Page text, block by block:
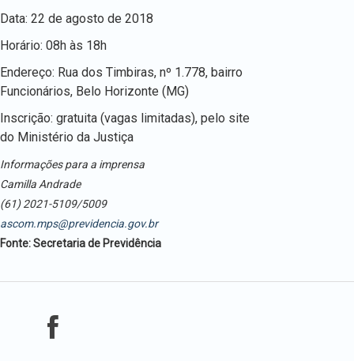
Data: 22 de agosto de 2018
Horário: 08h às 18h
Endereço: Rua dos Timbiras, nº 1.778, bairro
Funcionários, Belo Horizonte (MG)
Inscrição: gratuita (vagas limitadas), pelo site
do Ministério da Justiça
Informações para a imprensa
Camilla Andrade
(61) 2021-5109/5009
ascom.mps@previdencia.gov.br
Fonte: Secretaria de Previdência